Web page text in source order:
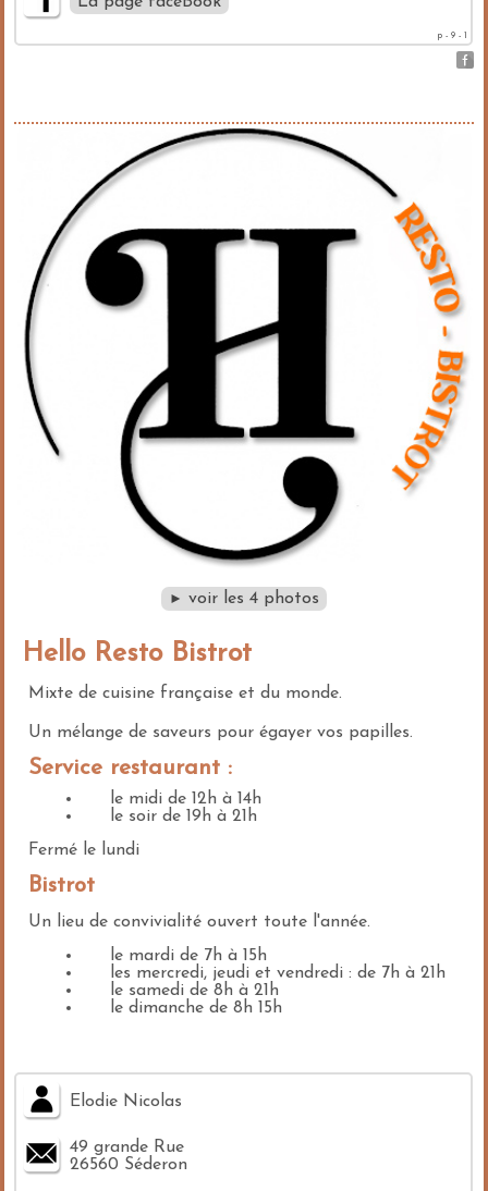
p - 9 - 1
► voir les 4 photos
Hello Resto Bistrot
Mixte de cuisine française et du monde.
Un mélange de saveurs pour égayer vos papilles.
Service restaurant :
le midi de 12h à 14h
le soir de 19h à 21h
Fermé le lundi
Bistrot
Un lieu de convivialité ouvert toute l'année.
le mardi de 7h à 15h
les mercredi, jeudi et vendredi : de 7h à 21h
le samedi de 8h à 21h
le dimanche de 8h 15h
Elodie Nicolas
49 grande Rue
26560 Séderon